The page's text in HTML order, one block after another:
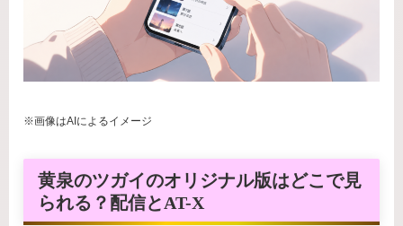
※画像はAIによるイメージ
黄泉のツガイのオリジナル版はどこで見
られる？配信とAT-X